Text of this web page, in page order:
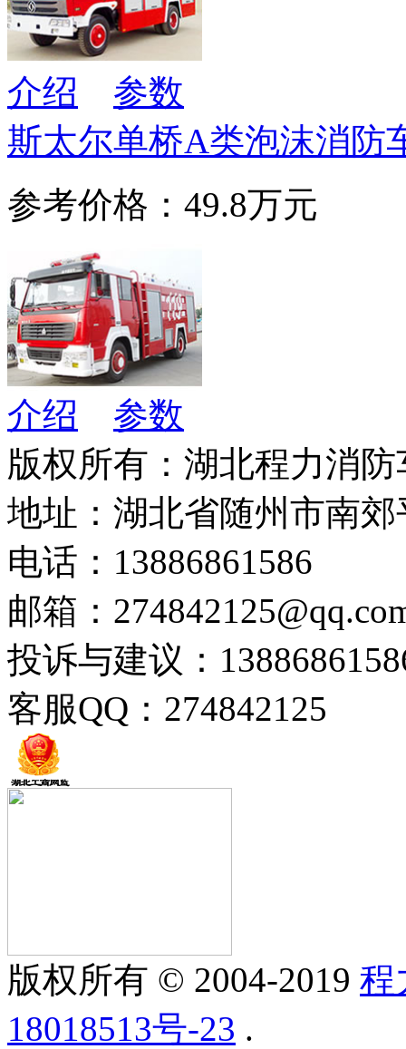
介绍
参数
斯太尔单桥A类泡沫消防
参考价格：49.8万元
介绍
参数
版权所有：湖北程力消
地址：湖北省随州市南
电话：13886861586
邮箱：
投诉与建议：
客服QQ：274842125
版权所有 © 2004-2019 程
18018513号-23 .